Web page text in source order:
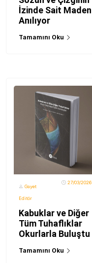
İzinde Sait Maden
Anılıyor
Tamamını Oku
Gayet
Editör
27/03/2026
Kabuklar ve Diğer
Tüm Tuhaflıklar
Okurlarla Buluştu
Tamamını Oku